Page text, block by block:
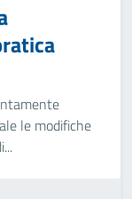
le modifiche